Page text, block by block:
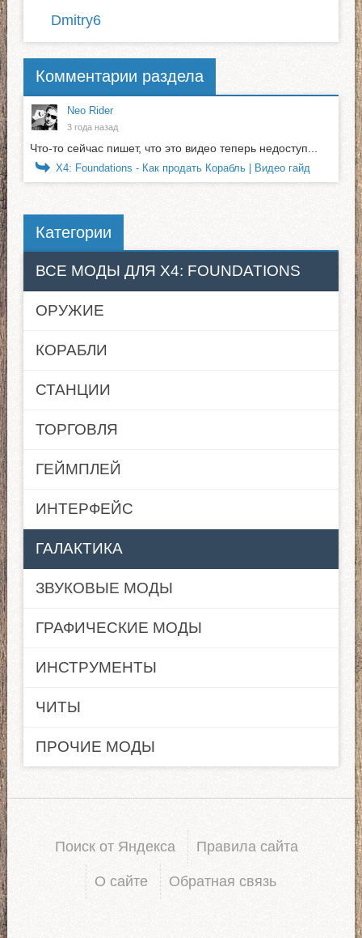
Dmitry6
Комментарии раздела
Neo Rider
3 года назад
Что-то сейчас пишет, что это видео теперь недоступ...
X4: Foundations - Как продать Корабль | Видео гайд
Категории
ВСЕ МОДЫ ДЛЯ X4: FOUNDATIONS
ОРУЖИЕ
КОРАБЛИ
СТАНЦИИ
ТОРГОВЛЯ
ГЕЙМПЛЕЙ
ИНТЕРФЕЙС
ГАЛАКТИКА
ЗВУКОВЫЕ МОДЫ
ГРАФИЧЕСКИЕ МОДЫ
ИНСТРУМЕНТЫ
ЧИТЫ
ПРОЧИЕ МОДЫ
Поиск от Яндекса Правила сайта
О сайте Обратная связь